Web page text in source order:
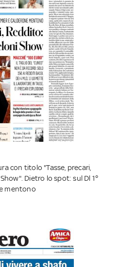
con titolo "Tasse, precari,
Dietro lo spot: sul Dl 1°
mentono